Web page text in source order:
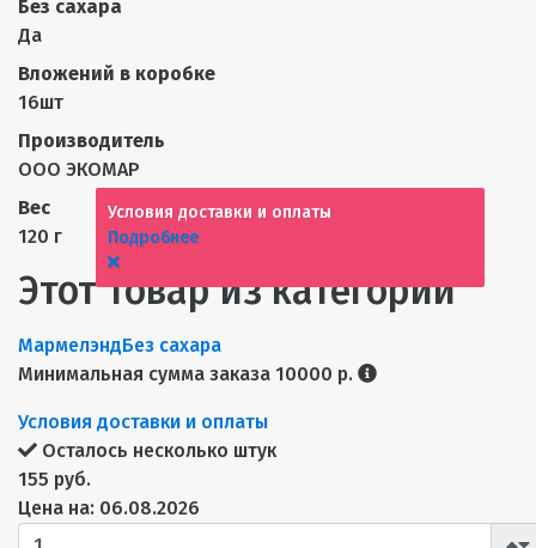
Без сахара
Да
Вложений в коробке
16шт
Производитель
ООО ЭКОМАР
Вес
120 г
Этот товар из категорий
МармелэндБез сахара
Минимальная сумма заказа 10000 р.
Условия доставки и оплаты
Осталось несколько штук
155 руб.
Цена на: 06.08.2026
Условия доставки и оплаты
Подробнее